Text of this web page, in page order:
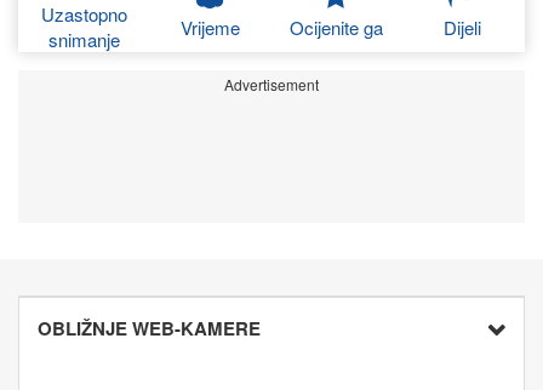
Uzastopno
snimanje
Vrijeme Ocijenite ga Dijeli
Advertisement
OBLIŽNJE WEB-KAMERE